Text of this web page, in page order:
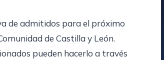
de admitidos para el próximo
de Castilla y León.
pueden hacerlo a través